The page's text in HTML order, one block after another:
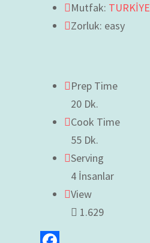
Mutfak: TURKİYE
Zorluk: easy
Prep Time
20 Dk.
Cook Time
55 Dk.
Serving
4 İnsanlar
View
1.629